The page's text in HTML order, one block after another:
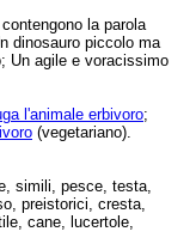
la parola
dinosauro piccolo ma
Un agile e voracissimo
l'animale erbivoro;
(vegetariano).
simili, pesce, testa,
preistorici, cresta,
cane, lucertole,